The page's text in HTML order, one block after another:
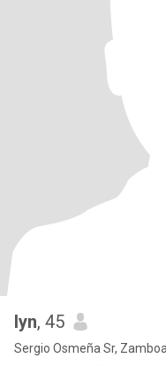
lyn, 45
Sergio Osmeña Sr,